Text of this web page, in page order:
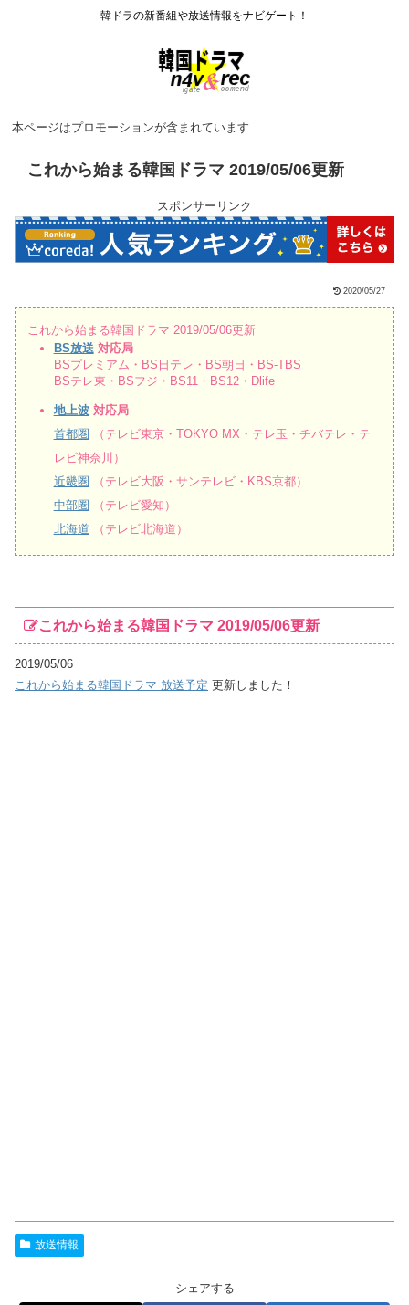
韓ドラの新番組や放送情報をナビゲート！
本ページはプロモーションが含まれています
これから始まる韓国ドラマ 2019/05/06更新
スポンサーリンク
2020/05/27
これから始まる韓国ドラマ 2019/05/06更新
BS放送 対応局
BSプレミアム・BS日テレ・BS朝日・BS-TBS
BSテレ東・BSフジ・BS11・BS12・Dlife
地上波対応局
首都圏 （テレビ東京・TOKYO MX・テレ玉・チバテレ・テ
レビ神奈川）
近畿圏 （テレビ大阪・サンテレビ・KBS京都）
中部圏 （テレビ愛知）
北海道 （テレビ北海道）
これから始まる韓国ドラマ 2019/05/06更新
2019/05/06
これから始まる韓国ドラマ 放送予定 更新しました！
放送情報
シェアする